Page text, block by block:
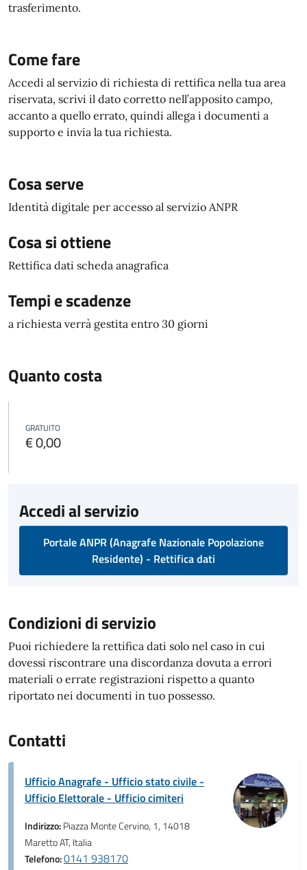
trasferimento.
Come fare
Accedi al servizio di richiesta di rettifica nella tua area
riservata, scrivi il dato corretto nell’apposito campo,
accanto a quello errato, quindi allega i documenti a
supporto e invia la tua richiesta.
Cosa serve
Identità digitale per accesso al servizio ANPR
Cosa si ottiene
Rettifica dati scheda anagrafica
Tempi e scadenze
a richiesta verrà gestita entro 30 giorni
Quanto costa
GRATUITO
€ 0,00
Accedi al servizio
Portale ANPR (Anagrafe Nazionale Popolazione
Residente) - Rettifica dati
Condizioni di servizio
Puoi richiedere la rettifica dati solo nel caso in cui
dovessi riscontrare una discordanza dovuta a errori
materiali o errate registrazioni rispetto a quanto
riportato nei documenti in tuo possesso.
Contatti
Ufficio Anagrafe - Ufficio stato civile -
Ufficio Elettorale - Ufficio cimiteri
Indirizzo:Piazza Monte Cervino, 1, 14018
Maretto AT, Italia
Telefono:0141 938170